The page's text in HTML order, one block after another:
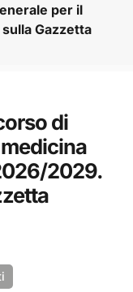
per il
Gazzetta
di
2029.